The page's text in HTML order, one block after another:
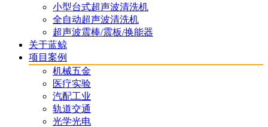
小型台式超声波清洗机
全自动超声波清洗机
超声波震棒/震板/换能器
关于蓝鲸
项目案例
机械五金
医疗实验
汽配工业
轨道交通
光学光电